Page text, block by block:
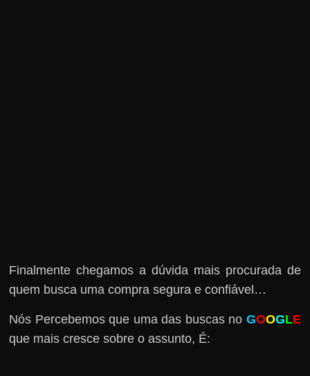
Finalmente chegamos a dúvida mais procurada de
quem busca uma compra segura e confiável…
Nós Percebemos que uma das buscas no GOOGLE
que mais cresce sobre o assunto, É: